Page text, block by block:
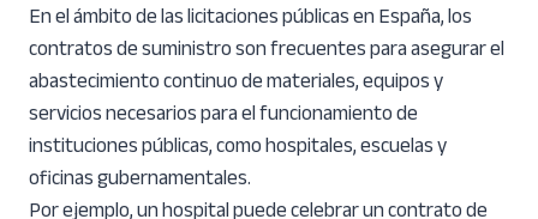
En el ámbito de las licitaciones públicas en España, los
contratos de suministro son frecuentes para asegurar el
abastecimiento continuo de materiales, equipos y
servicios necesarios para el funcionamiento de
instituciones públicas, como hospitales, escuelas y
oficinas gubernamentales.
Por ejemplo, un hospital puede celebrar un contrato de